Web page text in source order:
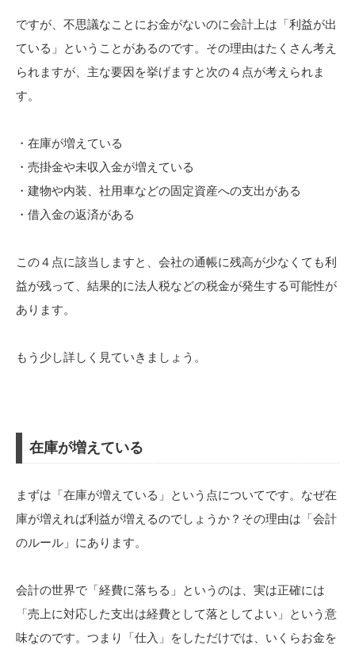
ですが、不思議なことにお金がないのに会計上は「利益が出
ている」ということがあるのです。その理由はたくさん考え
られますが、主な要因を挙げますと次の４点が考えられま
す。
・在庫が増えている
・売掛金や未収入金が増えている
・建物や内装、社用車などの固定資産への支出がある
・借入金の返済がある
この４点に該当しますと、会社の通帳に残高が少なくても利
益が残って、結果的に法人税などの税金が発生する可能性が
あります。
もう少し詳しく見ていきましょう。
在庫が増えている
まずは「在庫が増えている」という点についてです。なぜ在
庫が増えれば利益が増えるのでしょうか？その理由は「会計
のルール」にあります。
会計の世界で「経費に落ちる」というのは、実は正確には
「売上に対応した支出は経費として落としてよい」という意
味なのです。つまり「仕入」をしただけでは、いくらお金を